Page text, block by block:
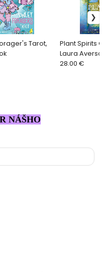
Tarot,
Plant Spirits
Laura
28.00 €
NÁŠHO